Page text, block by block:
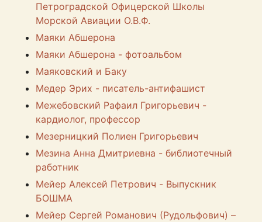
Петроградской Офицерской Школы
Морской Авиации О.В.Ф.
Маяки Абшерона
Маяки Абшерона - фотоальбом
Маяковский и Баку
Медер Эрих - писатель-антифашист
Межебовский Рафаил Григорьевич -
кардиолог, профессор
Мезерницкий Полиен Григорьевич
Мезина Анна Дмитриевна - библиотечный
работник
Мейер Алексей Петрович - Выпускник
БОШМА
Мейер Сергей Романович (Рудольфович) –